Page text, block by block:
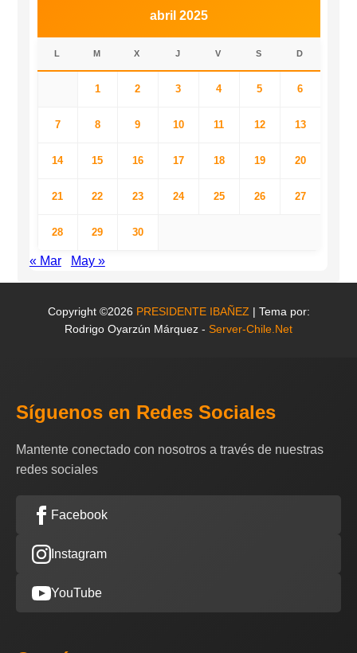
abril 2025
L M X J V S D
1 2 3 4 5 6
7 8 9 10 11 12 13
14 15 16 17 18 19 20
21 22 23 24 25 26 27
28 29 30
« Mar May »
Copyright ©2026 PRESIDENTE IBAÑEZ | Tema por:
Rodrigo Oyarzún Márquez - Server-Chile.Net
Síguenos en Redes Sociales
Mantente conectado con nosotros a través de nuestras
redes sociales
Facebook
Instagram
YouTube